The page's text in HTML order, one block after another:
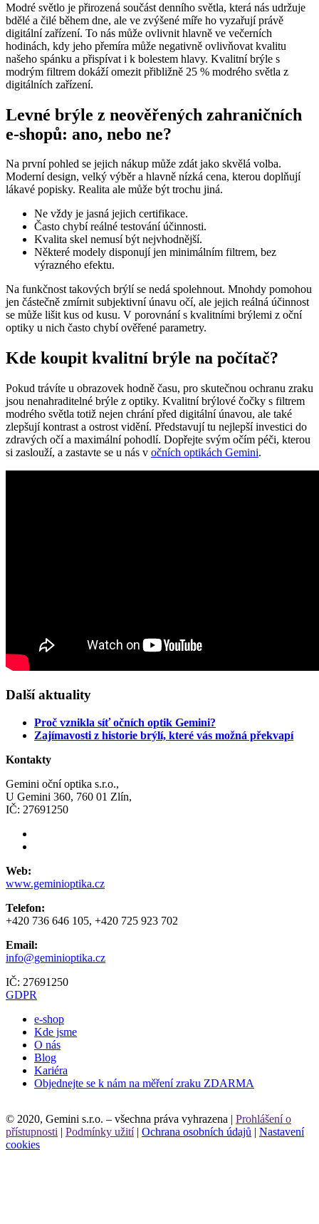
Modré světlo je přirozená součást denního světla, která nás udržuje
bdělé a čilé během dne, ale ve zvýšené míře ho vyzařují právě
digitální zařízení. To nás může ovlivnit hlavně ve večerních
hodinách, kdy jeho přemíra může negativně ovlivňovat kvalitu
našeho spánku a přispívat i k bolestem hlavy. Kvalitní brýle s
modrým filtrem dokáží omezit přibližně 25 % modrého světla z
digitálních zařízení.
Levné brýle z neověřených zahraničních
e-shopů: ano, nebo ne?
Na první pohled se jejich nákup může zdát jako skvělá volba.
Moderní design, velký výběr a hlavně nízká cena, kterou doplňují
lákavé popisky. Realita ale může být trochu jiná.
Ne vždy je jasná jejich certifikace.
Často chybí reálné testování účinnosti.
Kvalita skel nemusí být nejvhodnější.
Některé modely disponují jen minimálním filtrem, bez
výrazného efektu.
Na funkčnost takových brýlí se nedá spolehnout. Mnohdy pomohou
jen částečně zmírnit subjektivní únavu očí, ale jejich reálná účinnost
se může lišit kus od kusu. V porovnání s kvalitními brýlemi z oční
optiky u nich často chybí ověřené parametry.
Kde koupit kvalitní brýle na počítač?
Pokud trávíte u obrazovek hodně času, pro skutečnou ochranu zraku
jsou nenahraditelné brýle z optiky. Kvalitní brýlové čočky s filtrem
modrého světla totiž nejen chrání před digitální únavou, ale také
zlepšují kontrast a ostrost vidění. Představují tu nejlepší investici do
zdravých očí a maximální pohodlí. Dopřejte svým očím péči, kterou
si zaslouží, a zastavte se u nás v očních optikách Gemini.
Další aktuality
Proč vznikla síť očních optik Gemini?
Zajímavosti z historie brýlí, které vás možná překvapí
Kontakty
Gemini oční optika s.r.o.,
U Gemini 360, 760 01 Zlín,
IČ: 27691250
Web:
www.geminioptika.cz
Telefon:
+420 736 646 105, +420 725 923 702
Email:
info@geminioptika.cz
IČ: 27691250
GDPR
e-shop
Kde jsme
O nás
Blog
Kariéra
Objednejte se k nám na měření zraku ZDARMA
© 2020, Gemini s.r.o. – všechna práva vyhrazena | Prohlášení o
přístupnosti | Podmínky užití| Ochrana osobních údajů | Nastavení
cookies